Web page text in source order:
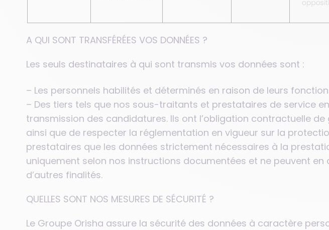
A QUI SONT TRANSFÉRÉES VOS DONNÉES ?
Les seuls destinataires à qui sont transmis vos données sont :
– Les personnels habilités et déterminés en raison de leurs
– Des tiers tels que nos sous-traitants et prestataires de service
transmission des candidatures. Ils ont l’obligation contractuelle
ainsi que de respecter la réglementation en vigueur sur la
prestataires que les données strictement nécessaires à la
uniquement selon nos instructions documentées et ne peuvent
d’autres finalités.
QUELLES SONT NOS MESURES DE SÉCURITÉ ?
Le Groupe Orisha assure la sécurité des données à caractère